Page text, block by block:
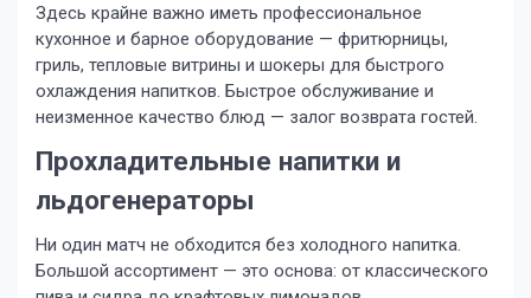
Здесь крайне важно иметь профессиональное
кухонное и барное оборудование — фритюрницы,
гриль, тепловые витрины и шокеры для быстрого
охлаждения напитков. Быстрое обслуживание и
неизменное качество блюд — залог возврата гостей.
Прохладительные напитки и
льдогенераторы
Ни один матч не обходится без холодного напитка.
Большой ассортимент — это основа: от классического